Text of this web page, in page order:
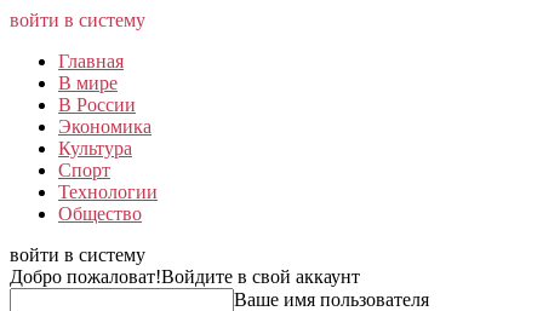
войти в систему
Главная
В мире
В России
Экономика
Культура
Спорт
Технологии
Общество
войти в систему
Добро пожаловат!Войдите в свой аккаунт
Ваше имя пользователя